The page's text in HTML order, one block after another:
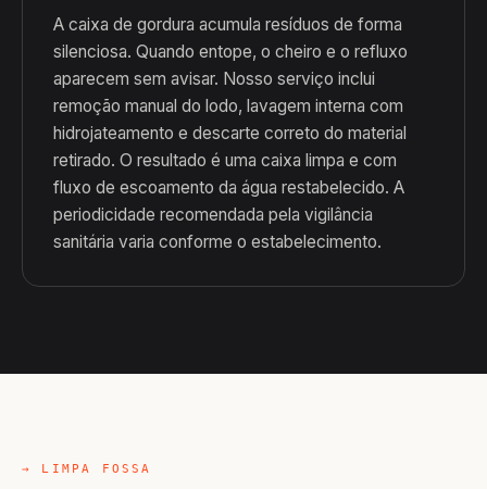
A caixa de gordura acumula resíduos de forma
silenciosa. Quando entope, o cheiro e o refluxo
aparecem sem avisar. Nosso serviço inclui
remoção manual do lodo, lavagem interna com
hidrojateamento e descarte correto do material
retirado. O resultado é uma caixa limpa e com
fluxo de escoamento da água restabelecido. A
periodicidade recomendada pela vigilância
sanitária varia conforme o estabelecimento.
→ LIMPA FOSSA